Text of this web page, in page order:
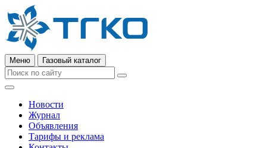
Меню Газовый каталог
Новости
Журнал
Объявления
Тарифы и реклама